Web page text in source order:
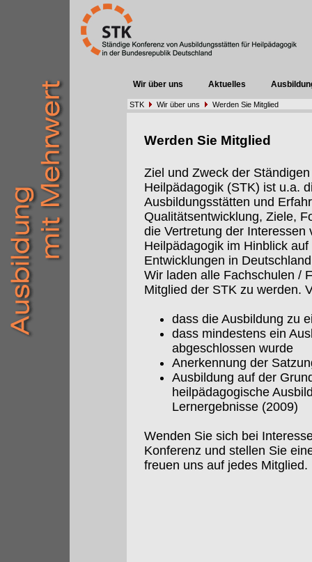
Wir über uns Aktuelles
STK Wir über uns Werden Sie Mitglied
Werden Sie Mitglied
Ziel und Zweck der
Heilpädagogik (STK) ist u.a.
Ausbildungsstätten und
Qualitätsentwicklung, Ziele,
die Vertretung der Interessen
Heilpädagogik im Hinblick
Entwicklungen in
Wir laden alle Fachschulen /
Mitglied der STK zu werden.
dass die Ausbildung zu
dass mindestens ein
abgeschlossen wurde
Anerkennung der
Ausbildung auf der
heilpädagogische
Lernergebnisse (2009)
Wenden Sie sich bei
Konferenz und stellen Sie
freuen uns auf jedes Mitglied.